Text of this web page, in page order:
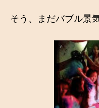
そう、まだバブル景